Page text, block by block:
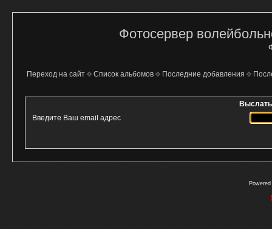
Фотосервер
Переход на сайт Список альбомов Последние добавления
Введите Ваш email адрес